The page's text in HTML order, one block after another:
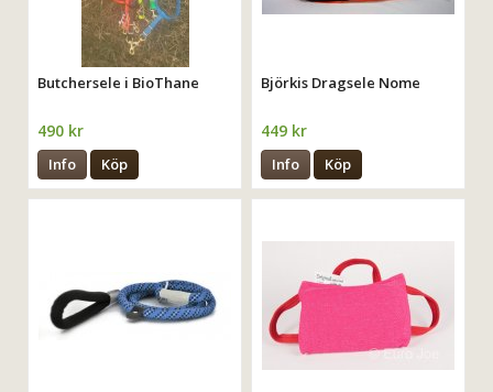
Butchersele i BioThane
490 kr
Info Köp
Björkis Dragsele Nome
449 kr
Info Köp